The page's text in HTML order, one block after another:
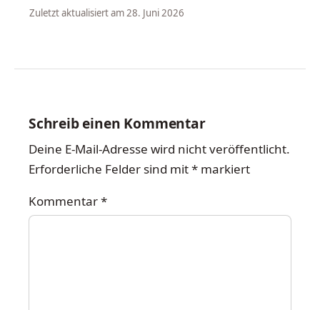
Zuletzt aktualisiert am 28. Juni 2026
Schreib einen Kommentar
Deine E-Mail-Adresse wird nicht veröffentlicht.
Erforderliche Felder sind mit* markiert
Kommentar*